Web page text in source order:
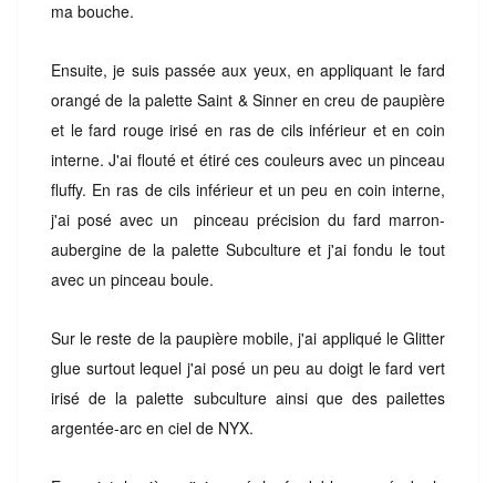
ma bouche.
Ensuite, je suis passée aux yeux, en appliquant le fard
orangé de la palette Saint & Sinner en creu de paupière
et le fard rouge irisé en ras de cils inférieur et en coin
interne. J'ai flouté et étiré ces couleurs avec un pinceau
fluffy. En ras de cils inférieur et un peu en coin interne,
j'ai posé avec un pinceau précision du fard marron-
aubergine de la palette Subculture et j'ai fondu le tout
avec un pinceau boule.
Sur le reste de la paupière mobile, j'ai appliqué le Glitter
glue surtout lequel j'ai posé un peu au doigt le fard vert
irisé de la palette subculture ainsi que des pailettes
argentée-arc en ciel de NYX.